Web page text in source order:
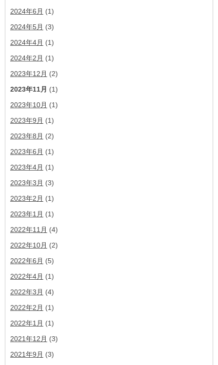
2024年6月 (1)
2024年5月 (3)
2024年4月 (1)
2024年2月 (1)
2023年12月 (2)
2023年11月 (1)
2023年10月 (1)
2023年9月 (1)
2023年8月 (2)
2023年6月 (1)
2023年4月 (1)
2023年3月 (3)
2023年2月 (1)
2023年1月 (1)
2022年11月 (4)
2022年10月 (2)
2022年6月 (5)
2022年4月 (1)
2022年3月 (4)
2022年2月 (1)
2022年1月 (1)
2021年12月 (3)
2021年9月 (3)